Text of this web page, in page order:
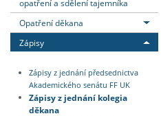
opatření a sdělení tajemníka
Opatření děkana
Zápisy
Zápisy z jednání předsednictva
Akademického senátu FF UK
Zápisy z jednání kolegia
děkana